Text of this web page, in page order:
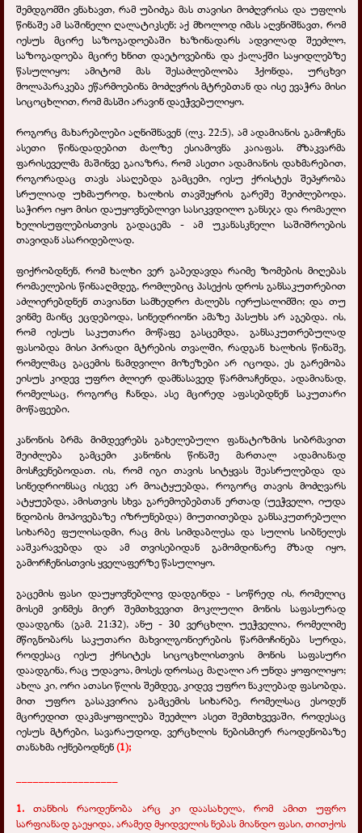
შემდგომში ვნახავთ, რამ უბიძგა მას თავისი მოძღვრისა და უფლის
წინაშე ამ საშინელი ღალატიკსენ; აქ მხოლოდ იმას აღვნიშნავთ, რომ
იესუს მცირე საზოგადოებაში ხაზინადარს ადვილად შეეძლო,
საზოგადოება მცირე ხნით დაეტოვებინა და ქალაქში საყიდლებზე
წასულიყო; ამიტომ მას შესაძლებლობა ჰქონდა, ურცხვი
მოლაპარაკება ეწარმოებინა მოძღვრის მტრებთან და ისე ევაჭრა მისი
სიცოცხლით, რომ მასში არავინ დაეჭვებულიყო.
როგორც მახარებლები აღნიშნავენ (ლკ. 22:5), ამ ადამიანის გამოჩენა
ასეთი წინადადებით ძალზე ესიამოვნა კაიაფას. მზაკვარმა
ფარისეველმა მაშინვე გაიაზრა, რომ ასეთი ადამიანის დახმარებით,
როგორადაც თავს ასაღებდა გამცემი, იესუ ქრისტეს შეპყრობა
სრულიად უხმაუროდ, ხალხის თავშეყრის გარეშე შეიძლებოდა.
საჭირო იყო მისი დაუყოვნებლივი სასიკვდილო განსჯა და რომაელი
ხელისუფლებისთვის გადაცემა - ამ უკანასკნელი საშიშროების
თავიდან ასარიდებლად.
ფიქრობდნენ, რომ ხალხი ვერ გაბედავდა რაიმე ზომების მიღებას
რომაელების წინააღმდეგ, რომლებიც პასექის დროს განსაკუთრებით
აძლიერებდნენ თავიანთ სამხედრო ძალებს იერუსალიმში; და თუ
ვინმე მაინც ეცდებოდა, სინედრიონი ამაზე პასუხს არ აგებდა. ის,
რომ იესუს საკუთარი მოწაფე გასცემდა, განსაკუთრებულად
ფასობდა მისი პირადი მტრების თვალში, რადგან ხალხის წინაშე,
რომელმაც გაცემის ნამდვილი მიზეზები არ იცოდა, ეს გარემობა
ეისუს კიდევ უფრო ძლიერ დამნასავედ წარმოაჩენდა, ადამიანად,
რომელსაც, როგორც ჩანდა, ასე მცირედ აფასებდნენ საკუთარი
მოწაფეები.
კანონის ბრმა მიმდევრებს გახელებული ფანატიზმის სიბრმავით
შეიძლება გამცემი კანონის წინაშე მართალ ადამიანად
მოსჩვენებოდათ. ის, რომ იგი თავის სიტყვას შეასრულებდა და
სინედრიონსაც ისევე არ მოატყუებდა, როგორც თავის მოძღვარს
ატყუებდა, ამისთვის სხვა გარემოებებთან ერთად (უეჭველი, იუდა
ნდობის მოპოვებაზე იზრუნებდა) მიუთითებდა განსაკუთრებული
სიხარბე ფულისადმი, რაც მის სიმდაბლესა და სულის სიბნელეს
ააშკარავებდა და ამ თვისებიდან გამომდინარე მზად იყო,
გამორჩენისთვის ყველაფერზე წასულიყო.
გაცემის ფასი დაუყოვნებლივ დადგინდა - სოწრედ ის, რომელიც
მოსემ ვინმეს მიერ შემთხვევით მოკლული მონის საფასურად
დაადგინა (გამ. 21:32), ანუ - 30 ვერცხლი. უეჭველია, რომელიმე
მწიგნობარს საკუთარი მახვილგონიერების წარმოჩინება სურდა,
როდესაც იესუ ქრსიტეს სიცოცხლისთვის მონის საფასური
დაადგინა, რაც უდავოა, მოსეს დროსაც მაღალი არ უნდა ყოფილიყო;
ახლა კი, ორი ათასი წლის შემდეგ, კიდევ უფრო ნაკლებად ფასობდა.
მით უფრო გასაკვირია გამცემის სიხარბე, რომელსაც ესოდენ
მცირედით დაკმაყოფილება შეეძლო ასეთ შემთხვევაში, როდესაც
იესუს მტრები, სავარაუდოდ, ვერცხლის ნებისმიერ რაოდენობაზე
თანახმა იქნებოდნენ(1);
1. თანხის რაოდენობა არც კი დაასახელა, რომ ამით უფრო
სარფიანად გაეყიდა, არამედ მყიდველის ნებას მიანდო ფასი, თითქოს